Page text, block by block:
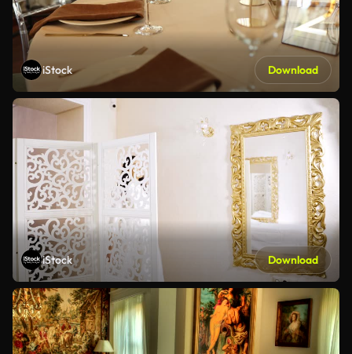
iStock Download
iStock Download